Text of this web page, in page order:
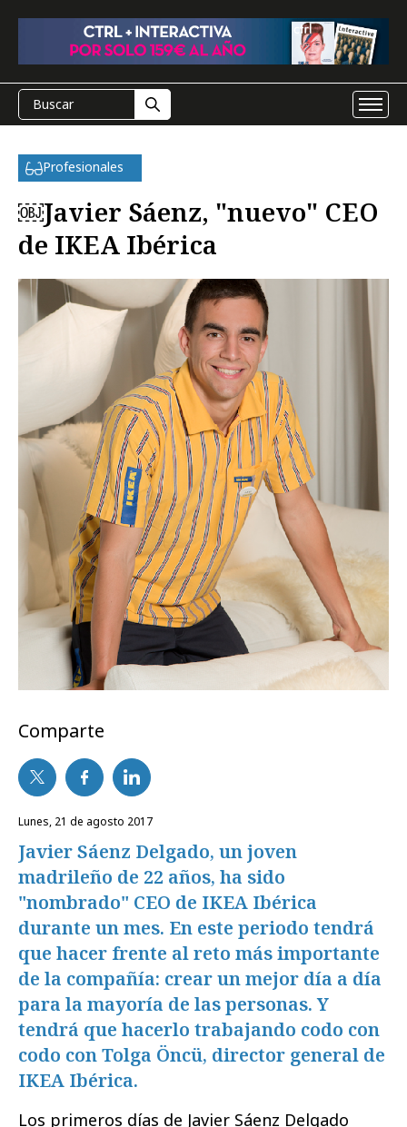
Profesionales
￼Javier Sáenz, "nuevo" CEO
de IKEA Ibérica
Comparte
lunes, 21 de agosto 2017
Javier Sáenz Delgado, un joven
madrileño de 22 años, ha sido
"nombrado" CEO de IKEA Ibérica
durante un mes. En este periodo tendrá
que hacer frente al reto más importante
de la compañía: crear un mejor día a día
para la mayoría de las personas. Y
tendrá que hacerlo trabajando codo con
codo con Tolga Öncü, director general de
IKEA Ibérica.
Los primeros días de Javier Sáenz Delgado